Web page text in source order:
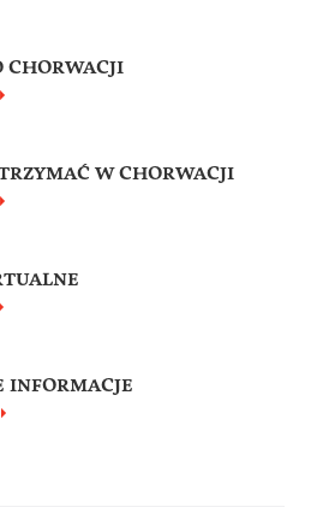
CHORWACJI
W CHORWACJI
INFORMACJE